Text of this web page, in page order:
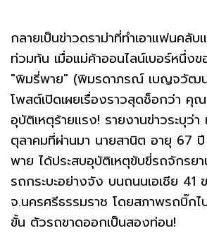
กลายเป็นข่าวดราม่าที่ทำเอาแฟนคลับ
ท่วมท้น เมื่อแม่ค้าออนไลน์เบอร์หนึ่งข
"พิมรี่พาย" (พิมรดาภรณ์ เบญจวัฒน
โพสต์เปิดเผยเรื่องราวสุดช็อกว่า คุ
อุบัติเหตุร้ายแรง! รายงานข่าวระบุว่
ตุลาคมที่ผ่านมา นายสานิต อายุ
พาย ได้ประสบอุบัติเหตุขับขี่รถจักรย
รถกระบะอย่างจัง บนถนนเอเชีย 41
จ.นครศรีธรรมราช โดยสภาพรถบิ๊ก
ขั้น ตัวรถขาดออกเป็นสองท่อน!